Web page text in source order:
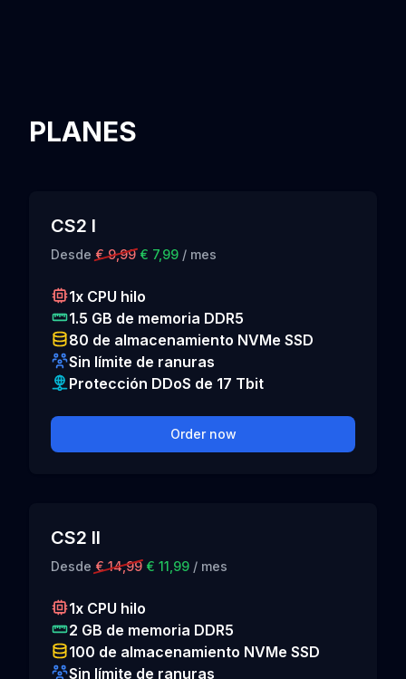
PLANES
CS2 I
Desde € 9,99 € 7,99 / mes
1x CPU hilo
1.5 GB de memoria DDR5
80 de almacenamiento NVMe SSD
Sin límite de ranuras
Protección DDoS de 17 Tbit
Order now
CS2 II
Desde € 14,99 € 11,99 / mes
1x CPU hilo
2 GB de memoria DDR5
100 de almacenamiento NVMe SSD
Sin límite de ranuras